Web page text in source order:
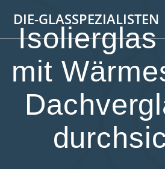
DIE-GLASSPEZIALISTEN
mit